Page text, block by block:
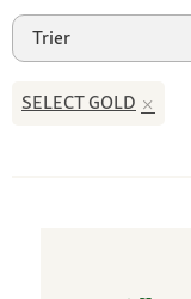
Trier
SELECT GOLD